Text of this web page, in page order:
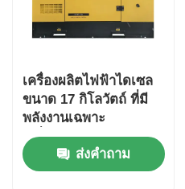
เครื่องผลิตไฟฟ้าไดเซล
ขนาด 17 กิโลวัตถ์ ที่มี
พลังงานเฉพาะ
เครื่องยนต์ 400/230
วอลต์ ความดันเฉพาะ
และระดับเสียง 75 dB
ส่งคำถาม